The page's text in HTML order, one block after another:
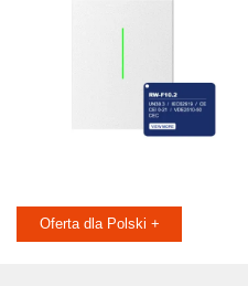
Oferta dla Polski +